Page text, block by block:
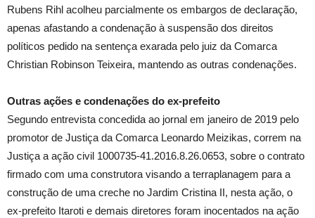
Rubens Rihl acolheu parcialmente os embargos de declaração,
apenas afastando a condenação à suspensão dos direitos
políticos pedido na sentença exarada pelo juiz da Comarca
Christian Robinson Teixeira, mantendo as outras condenações.
Outras ações e condenações do ex-prefeito
Segundo entrevista concedida ao jornal em janeiro de 2019 pelo
promotor de Justiça da Comarca Leonardo Meizikas, correm na
Justiça a ação civil 1000735-41.2016.8.26.0653, sobre o contrato
firmado com uma construtora visando a terraplanagem para a
construção de uma creche no Jardim Cristina II, nesta ação, o
ex-prefeito Itaroti e demais diretores foram inocentados na ação